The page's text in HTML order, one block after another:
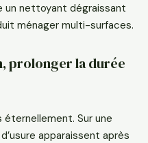
un nettoyant dégraissant
ménager multi-surfaces.
prolonger la durée
Sur une
apparaissent après